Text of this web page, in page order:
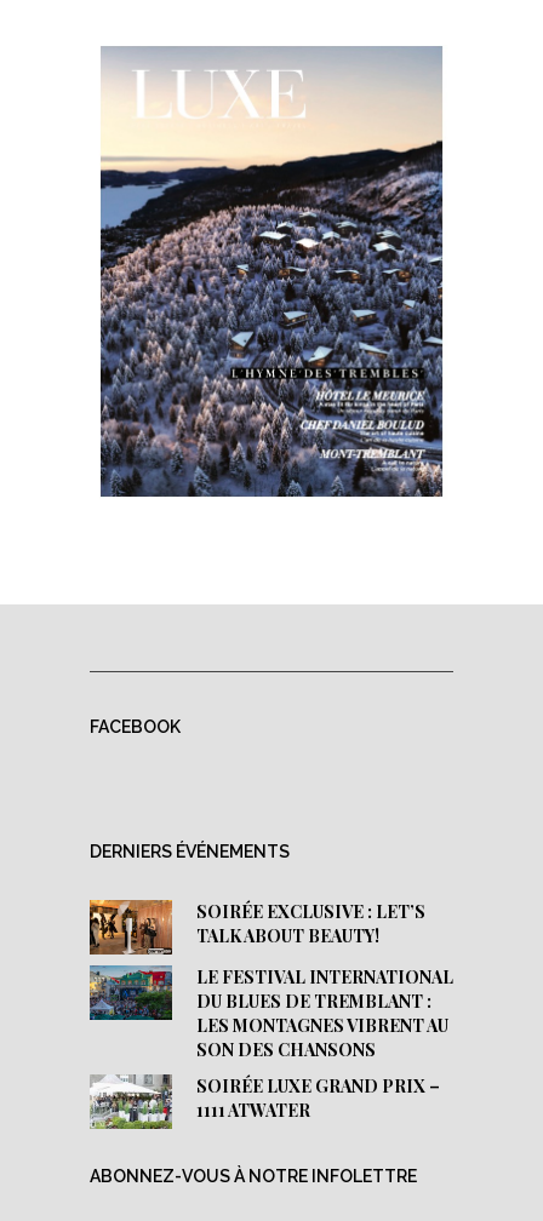
FACEBOOK
DERNIERS ÉVÉNEMENTS
SOIRÉE EXCLUSIVE : LET’S
TALK ABOUT BEAUTY!
LE FESTIVAL INTERNATIONAL
DU BLUES DE TREMBLANT :
LES MONTAGNES VIBRENT AU
SON DES CHANSONS
SOIRÉE LUXE GRAND PRIX –
1111 ATWATER
ABONNEZ-VOUS À NOTRE INFOLETTRE